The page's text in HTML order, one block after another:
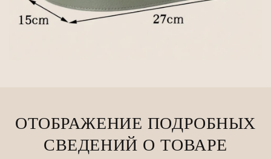
ОТОБРАЖЕНИЕ ПОДРОБНЫХ
СВЕДЕНИЙ О ТОВАРЕ